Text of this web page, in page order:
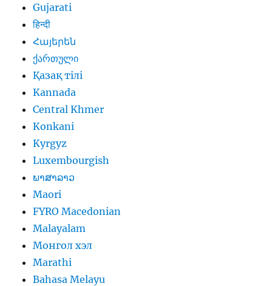
Gujarati
हिन्दी
Հայերեն
ქართული
Қазақ тілі
Kannada
Central Khmer
Konkani
Kyrgyz
Luxembourgish
ພາສາລາວ
Maori
FYRO Macedonian
Malayalam
Монгол хэл
Marathi
Bahasa Melayu